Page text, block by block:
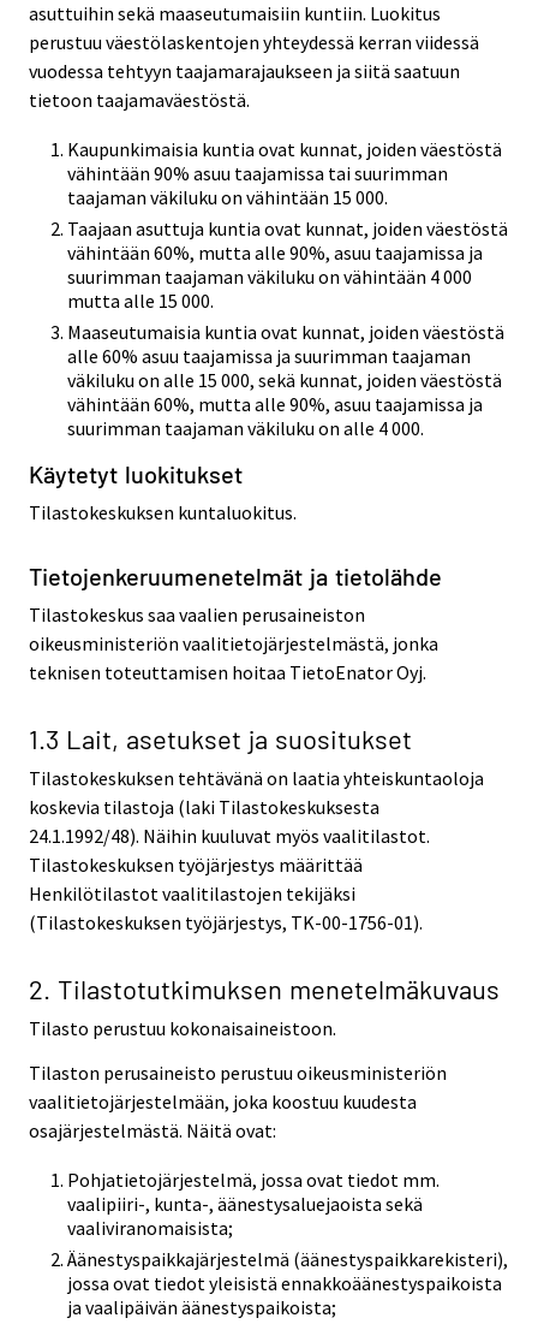
asuttuihin sekä maaseutumaisiin kuntiin. Luokitus
perustuu väestölaskentojen yhteydessä kerran viidessä
vuodessa tehtyyn taajamarajaukseen ja siitä saatuun
tietoon taajamaväestöstä.
Kaupunkimaisia kuntia ovat kunnat, joiden väestöstä
vähintään 90% asuu taajamissa tai suurimman
taajaman väkiluku on vähintään 15 000.
Taajaan asuttuja kuntia ovat kunnat, joiden väestöstä
vähintään 60%, mutta alle 90%, asuu taajamissa ja
suurimman taajaman väkiluku on vähintään 4 000
mutta alle 15 000.
Maaseutumaisia kuntia ovat kunnat, joiden väestöstä
alle 60% asuu taajamissa ja suurimman taajaman
väkiluku on alle 15 000, sekä kunnat, joiden väestöstä
vähintään 60%, mutta alle 90%, asuu taajamissa ja
suurimman taajaman väkiluku on alle 4 000.
Käytetyt luokitukset
Tilastokeskuksen kuntaluokitus.
Tietojenkeruumenetelmät ja tietolähde
Tilastokeskus saa vaalien perusaineiston
oikeusministeriön vaalitietojärjestelmästä, jonka
teknisen toteuttamisen hoitaa TietoEnator Oyj.
1.3 Lait, asetukset ja suositukset
Tilastokeskuksen tehtävänä on laatia yhteiskuntaoloja
koskevia tilastoja (laki Tilastokeskuksesta
24.1.1992/48). Näihin kuuluvat myös vaalitilastot.
Tilastokeskuksen työjärjestys määrittää
Henkilötilastot vaalitilastojen tekijäksi
(Tilastokeskuksen työjärjestys, TK-00-1756-01).
2. Tilastotutkimuksen menetelmäkuvaus
Tilasto perustuu kokonaisaineistoon.
Tilaston perusaineisto perustuu oikeusministeriön
vaalitietojärjestelmään, joka koostuu kuudesta
osajärjestelmästä. Näitä ovat:
Pohjatietojärjestelmä, jossa ovat tiedot mm.
vaalipiiri-, kunta-, äänestysaluejaoista sekä
vaaliviranomaisista;
Äänestyspaikkajärjestelmä (äänestyspaikkarekisteri),
jossa ovat tiedot yleisistä ennakkoäänestyspaikoista
ja vaalipäivän äänestyspaikoista;